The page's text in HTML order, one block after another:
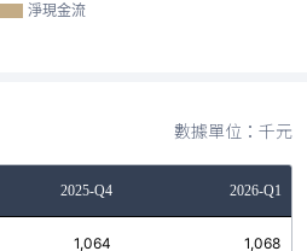
淨現金流
數據單位：千元
2025-Q4 2026-Q1
1,064 1,068